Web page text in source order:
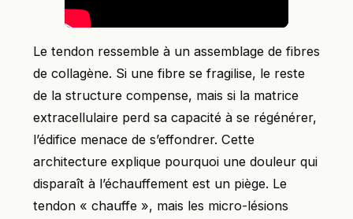
Le tendon ressemble à un assemblage de fibres
de collagène. Si une fibre se fragilise, le reste
de la structure compense, mais si la matrice
extracellulaire perd sa capacité à se régénérer,
l’édifice menace de s’effondrer. Cette
architecture explique pourquoi une douleur qui
disparaît à l’échauffement est un piège. Le
tendon « chauffe », mais les micro-lésions